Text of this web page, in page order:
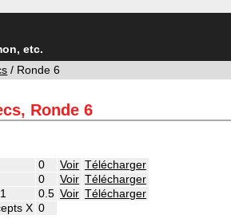
etc.
/ Ronde 6
Ronde 6
0 Voir Télécharger
0 Voir Télécharger
0.5 Voir Télécharger
X 0